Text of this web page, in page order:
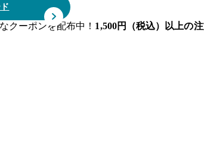
クーポンを配布中！ 1,500円（税込）以上の